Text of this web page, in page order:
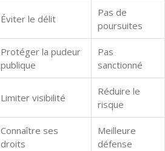
Éviter le délit
Pas de
poursuites
Protéger la pudeur
publique
Pas
sanctionné
Limiter visibilité
Réduire le
risque
Connaître ses
droits
Meilleure
défense